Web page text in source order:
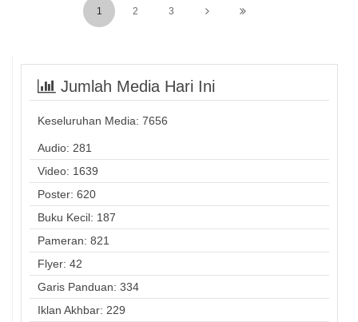
1 2 3
Jumlah Media Hari Ini
Keseluruhan Media: 7656
Audio: 281
Video: 1639
Poster: 620
Buku Kecil: 187
Pameran: 821
Flyer: 42
Garis Panduan: 334
Iklan Akhbar: 229